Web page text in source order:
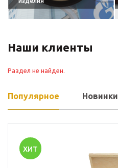
Наши клиенты
Раздел не найден.
Популярное Новинки
ХИТ